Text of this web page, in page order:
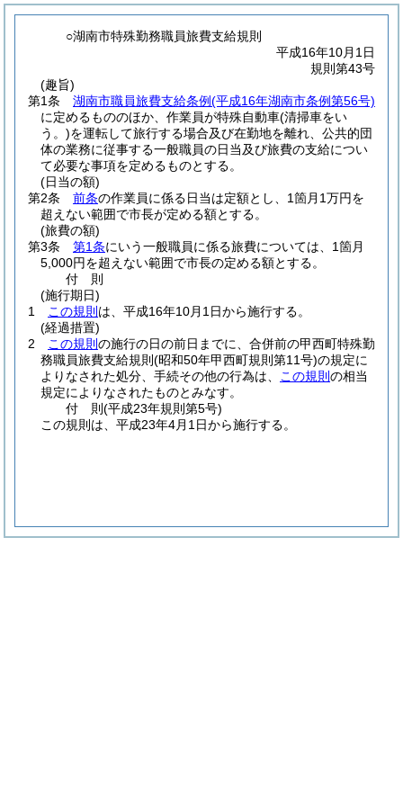
○湖南市特殊勤務職員旅費支給規則
平成16年10月1日
規則第43号
(趣旨)
第1条
湖南市職員旅費支給条例(平成16年湖南市条例第56号)
に定めるもののほか、作業員が特殊自動車(清掃車をい
う。)を運転して旅行する場合及び在勤地を離れ、公共的団
体の業務に従事する一般職員の日当及び旅費の支給につい
て必要な事項を定めるものとする。
(日当の額)
第2条
前条の作業員に係る日当は定額とし、1箇月1万円を
超えない範囲で市長が定める額とする。
(旅費の額)
第3条
第1条にいう一般職員に係る旅費については、1箇月
5,000円を超えない範囲で市長の定める額とする。
付 則
(施行期日)
1
この規則 は、平成16年10月1日から施行する。
(経過措置)
2
この規則 の施行の日の前日までに、合併前の甲西町特殊勤
務職員旅費支給規則 (昭和50年甲西町規則第11号)の規定に
よりなされた処分、手続その他の行為は、
この規則 の相当
規定によりなされたものとみなす。
付 則(平成23年規則第5号)
この規則は、平成23年4月1日から施行する。